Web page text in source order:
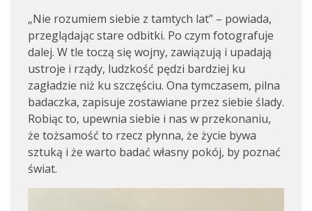
„Nie rozumiem siebie z tamtych lat” – powiada,
przeglądając stare odbitki. Po czym fotografuje
dalej. W tle toczą się wojny, zawiązują i upadają
ustroje i rządy, ludzkość pędzi bardziej ku
zagładzie niż ku szczęściu. Ona tymczasem, pilna
badaczka, zapisuje zostawiane przez siebie ślady.
Robiąc to, upewnia siebie i nas w przekonaniu,
że tożsamość to rzecz płynna, że życie bywa
sztuką i że warto badać własny pokój, by poznać
świat.